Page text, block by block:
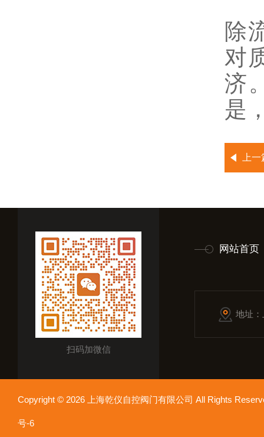
除
对
济
是
上
扫码加微信
网站首页
地址
Copyright © 2026 上海乾仪自控阀门有限公司 All Rights
号-6